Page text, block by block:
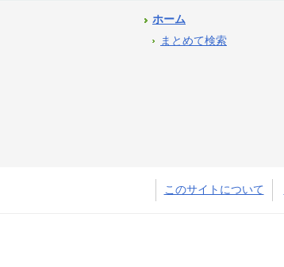
ホーム
まとめて検索
このサイトについて